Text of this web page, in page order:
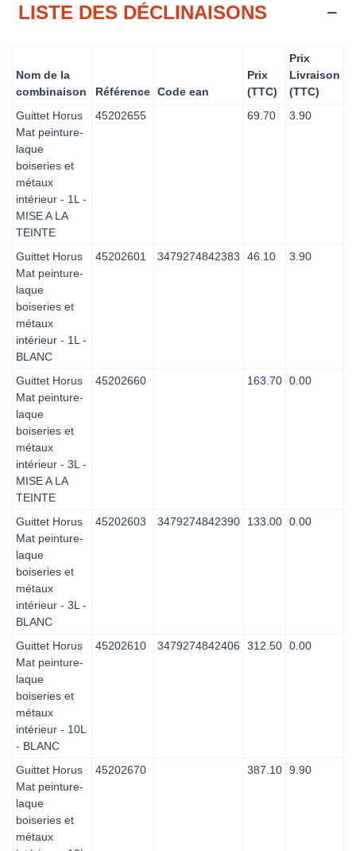
LISTE DES DÉCLINAISONS
Nom de la
combinaison
Référence Code ean
Prix
(TTC)
Prix
Livraison
(TTC)
Guittet Horus
Mat peinture-
laque
boiseries et
métaux
intérieur - 1L -
MISE A LA
TEINTE
45202655 69.70 3.90
Guittet Horus
Mat peinture-
laque
boiseries et
métaux
intérieur - 1L -
BLANC
45202601 3479274842383 46.10 3.90
Guittet Horus
Mat peinture-
laque
boiseries et
métaux
intérieur - 3L -
MISE A LA
TEINTE
45202660 163.70 0.00
Guittet Horus
Mat peinture-
laque
boiseries et
métaux
intérieur - 3L -
BLANC
45202603 3479274842390 133.00 0.00
Guittet Horus
Mat peinture-
laque
boiseries et
métaux
intérieur - 10L
- BLANC
45202610 3479274842406 312.50 0.00
Guittet Horus
Mat peinture-
laque
boiseries et
métaux
45202670 387.10 9.90